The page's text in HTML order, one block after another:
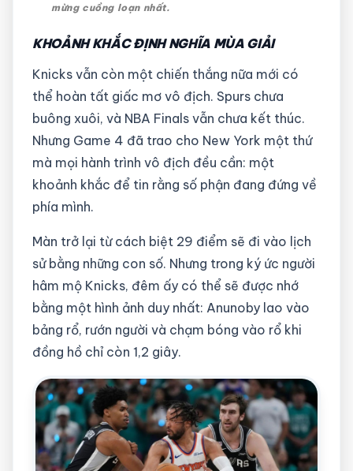
mừng cuồng loạn nhất.
KHOẢNH KHẮC ĐỊNH NGHĨA MÙA GIẢI
Knicks vẫn còn một chiến thắng nữa mới có
thể hoàn tất giấc mơ vô địch. Spurs chưa
buông xuôi, và NBA Finals vẫn chưa kết thúc.
Nhưng Game 4 đã trao cho New York một thứ
mà mọi hành trình vô địch đều cần: một
khoảnh khắc để tin rằng số phận đang đứng về
phía mình.
Màn trở lại từ cách biệt 29 điểm sẽ đi vào lịch
sử bằng những con số. Nhưng trong ký ức người
hâm mộ Knicks, đêm ấy có thể sẽ được nhớ
bằng một hình ảnh duy nhất: Anunoby lao vào
bảng rổ, rướn người và chạm bóng vào rổ khi
đồng hồ chỉ còn 1,2 giây.